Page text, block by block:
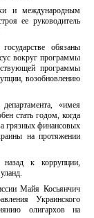
и международным
ее руководитель
обязаны
вокруг программы
программы
возобновлению
«имея
стать годом, когда
грязных финансовых
на протяжении
назад к коррупции,
Майя Косьянчич
Украинского
олигархов на